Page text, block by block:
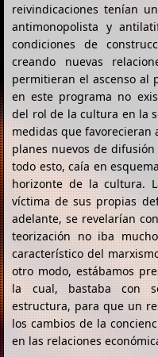
reivindicaciones tenían
antimonopolista y
condiciones de
creando nuevas
permitieran el ascenso al
en este programa no
del rol de la cultura en la
medidas que favorecieran
planes nuevos de
todo esto, caía en
horizonte de la cultura.
víctima de sus propias
adelante, se revelarían
teorización no iba
característico del
otro modo, estábamos
la cual, bastaba con
estructura, para que un
los cambios de la
en las relaciones